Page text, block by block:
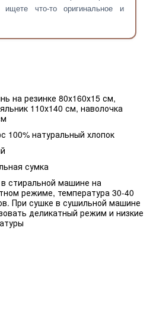
что-то оригинальное и
на резинке 80х160х15 см,
110х140 см, наволочка
100% натуральный хлопок
сумка
стиральной машине на
режиме, температура 30-40
При сушке в сушильной машине
деликатный режим и низкие